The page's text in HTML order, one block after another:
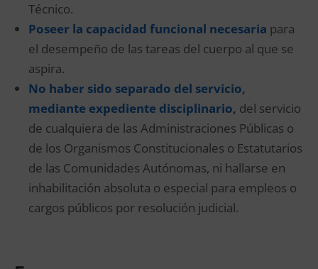
Técnico.
Poseer la capacidad funcional necesaria para
el desempeño de las tareas del cuerpo al que se
aspira.
No haber sido separado del servicio,
mediante expediente disciplinario, del servicio
de cualquiera de las Administraciones Públicas o
de los Organismos Constitucionales o Estatutarios
de las Comunidades Autónomas, ni hallarse en
inhabilitación absoluta o especial para empleos o
cargos públicos por resolución judicial.